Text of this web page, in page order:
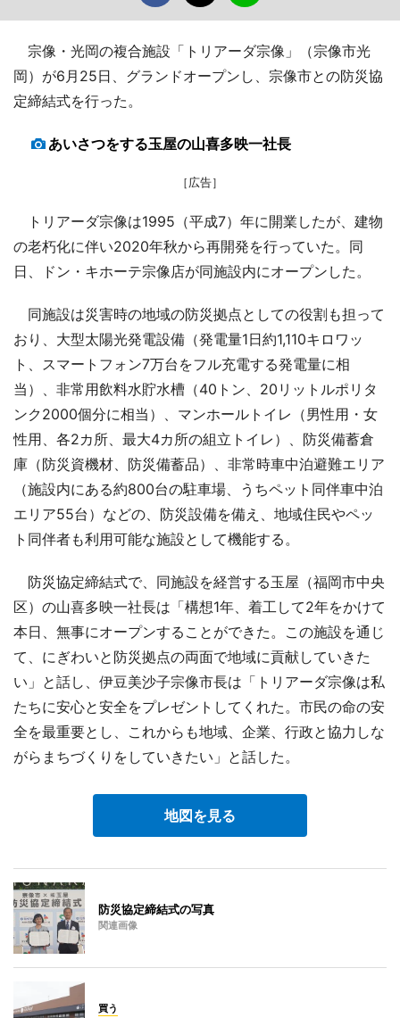
宗像・光岡の複合施設「トリアーダ宗像」（宗像市光
岡）が6月25日、グランドオープンし、宗像市との防災協
定締結式を行った。
あいさつをする玉屋の山喜多映一社長
［広告］
トリアーダ宗像は1995（平成7）年に開業したが、建物
の老朽化に伴い2020年秋から再開発を行っていた。同
日、ドン・キホーテ宗像店が同施設内にオープンした。
同施設は災害時の地域の防災拠点としての役割も担って
おり、大型太陽光発電設備（発電量1日約1,110キロワッ
ト、スマートフォン7万台をフル充電する発電量に相
当）、非常用飲料水貯水槽（40トン、20リットルポリタ
ンク2000個分に相当）、マンホールトイレ（男性用・女
性用、各2カ所、最大4カ所の組立トイレ）、防災備蓄倉
庫（防災資機材、防災備蓄品）、非常時車中泊避難エリア
（施設内にある約800台の駐車場、うちペット同伴車中泊
エリア55台）などの、防災設備を備え、地域住民やペッ
ト同伴者も利用可能な施設として機能する。
防災協定締結式で、同施設を経営する玉屋（福岡市中央
区）の山喜多映一社長は「構想1年、着工して2年をかけて
本日、無事にオープンすることができた。この施設を通じ
て、にぎわいと防災拠点の両面で地域に貢献していきた
い」と話し、伊豆美沙子宗像市長は「トリアーダ宗像は私
たちに安心と安全をプレゼントしてくれた。市民の命の安
全を最重要とし、これからも地域、企業、行政と協力しな
がらまちづくりをしていきたい」と話した。
地図を見る
防災協定締結式の写真
関連画像
買う